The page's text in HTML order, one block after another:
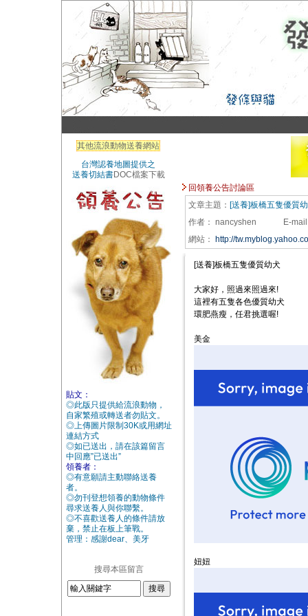
其他流浪動物送養網站
台灣認養地圖提供之
送養切結書DOC檔案下載
貼文：
◎此版只提供給流浪動物，
自家繁殖或轉送者勿貼文。
◎上傳圖片限制30K或用網址
連結方式
◎如已送出，請在該篇留言
中回應”已送出”
領養者：
◎有意願請主動聯絡送養
者。
◎勿刊登想領養的動物條件
尋求送養人與你聯繫。
◎不喜歡送養人的條件請放
棄，禁止在板上筆戰。
管理：感謝dear、美牙
搜尋本區留言
回領養公告討論區
文章主題： [送養]板橋五隻優質
作者： nancyshen E-mail
網站： http://
[送養]板橋五隻優質幼犬
大家好，照過來照過來!
這裡有五隻各色優質幼犬
環肥燕瘦，任君挑選喔!
美金
妞妞